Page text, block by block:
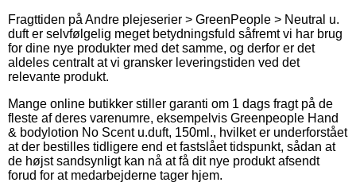
Fragttiden på Andre plejeserier > GreenPeople > Neutral u.
duft er selvfølgelig meget betydningsfuld såfremt vi har brug
for dine nye produkter med det samme, og derfor er det
aldeles centralt at vi gransker leveringstiden ved det
relevante produkt.
Mange online butikker stiller garanti om 1 dags fragt på de
fleste af deres varenumre, eksempelvis Greenpeople Hand
& bodylotion No Scent u.duft, 150ml., hvilket er underforstået
at der bestilles tidligere end et fastslået tidspunkt, sådan at
de højst sandsynligt kan nå at få dit nye produkt afsendt
forud for at medarbejderne tager hjem.